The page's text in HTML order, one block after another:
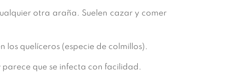
otra araña. Suelen cazar y comer
los quelíceros (especie de colmillos).
que se infecta con facilidad.